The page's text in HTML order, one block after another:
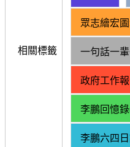
相關標籤
眾志繪宏
一句話一
政府工作
李鵬回憶
李鵬六四